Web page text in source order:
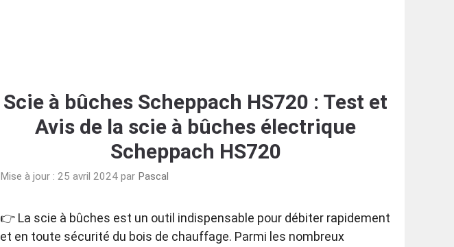
Scie à bûches Scheppach HS720 : Test et
Avis de la scie à bûches électrique
Scheppach HS720
Mise à jour : 25 avril 2024 par Pascal
👉 La scie à bûches est un outil indispensable pour débiter rapidement
et en toute sécurité du bois de chauffage. Parmi les nombreux